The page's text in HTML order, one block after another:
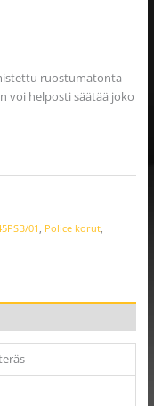
ruostumatonta
voi helposti säätää joko
01 Police korut,